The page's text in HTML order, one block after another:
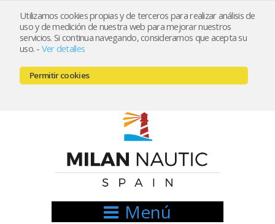
Utilizamos cookies propias y de terceros para realizar análisis de
uso y de medición de nuestra web para mejorar nuestros
servicios. Si continua navegando, consideramos que acepta su
uso. - Ver detalles
Permitir cookies
Registrarse Mi cuenta
666521122 // 654999333
Menú